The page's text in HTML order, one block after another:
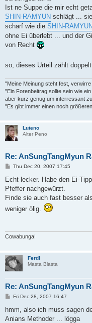
Ist ne Suppe die mir echt
SHIN-RAMYUN schlägt ...
scharf wie die SHIN-
ohne Ei überlebt ... und der
von Recht
so, dieses Urteil zählt
"Meine Meinung steht fest,
"Ein Forenbeitrag sollte sein wie
aber kurz genug um interressant
"Es gibt immer einen noch
Luteno
Alter Peno
Re: AnSungTangMyun
P
s
Thu Dec 20, 2007 17:45
Echt lecker. Habe den Ei-
Pfeffer nachgewürzt.
Finde sie auch fast besser
weniger ölig.
Cowabunga!
Ferdl
Masta Blasta
Re: AnSungTangMyun
P
s
Fri Dec 28, 2007 16:47
hmm, also ich muss sagen
Anians Methoder ... lögga